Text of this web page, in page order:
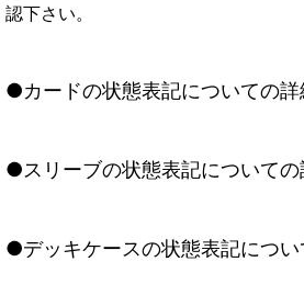
認下さい。
●カードの状態表記についての詳
●スリーブの状態表記についての
●デッキケースの状態表記につい